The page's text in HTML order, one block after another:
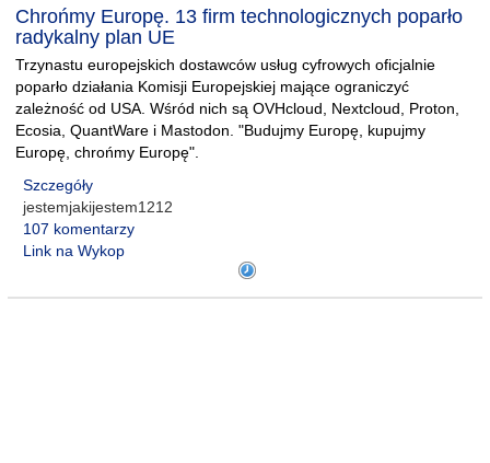
Chrońmy Europę. 13 firm technologicznych poparło
radykalny plan UE
Trzynastu europejskich dostawców usług cyfrowych oficjalnie
poparło działania Komisji Europejskiej mające ograniczyć
zależność od USA. Wśród nich są OVHcloud, Nextcloud, Proton,
Ecosia, QuantWare i Mastodon. "Budujmy Europę, kupujmy
Europę, chrońmy Europę".
Szczegóły
jestemjakijestem1212
107 komentarzy
Link na Wykop